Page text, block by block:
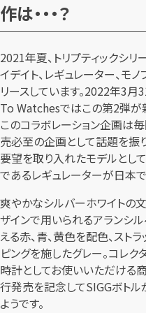
作は・・・？
2021年夏、トリプティックシリ
イデイト、レギュレーター、モ
リースしています。2022年3
To Watchesではこの第2弾が
このコラボレーション企画は
売必至の企画として話題を振
要望を取り入れたモデルとし
であるレギュレーターが日本
爽やかなシルバーホワイトの
ザインで用いられるアランシ
える赤、青、黄色を配色、スト
ピングを施したグレー。コレ
時計としてお使いいただける
行発売を記念してSIGGボト
ようです。